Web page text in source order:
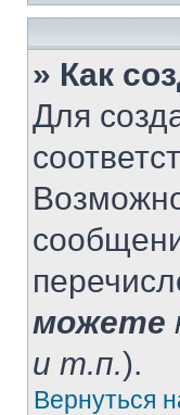
» Как
Для
можете
и т.п.).
Вернуться